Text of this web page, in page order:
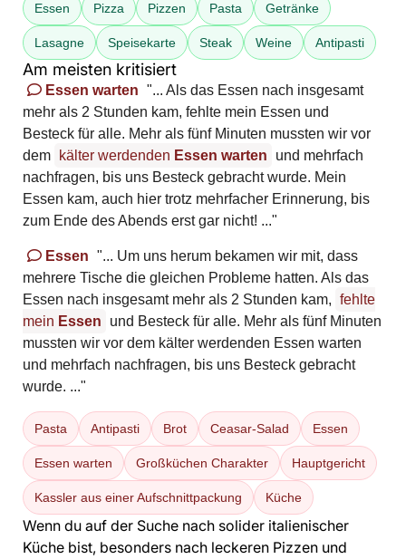
Essen Pizza Pizzen Pasta Getränke
Lasagne Speisekarte Steak Weine Antipasti
Am meisten kritisiert
Essen warten "... Als das Essen nach insgesamt
mehr als 2 Stunden kam, fehlte mein Essen und
Besteck für alle. Mehr als fünf Minuten mussten wir vor
dem
kälter werdenden Essen warten
und mehrfach
nachfragen, bis uns Besteck gebracht wurde. Mein
Essen kam, auch hier trotz mehrfacher Erinnerung, bis
zum Ende des Abends erst gar nicht! ..."
Essen "... Um uns herum bekamen wir mit, dass
mehrere Tische die gleichen Probleme hatten. Als das
Essen nach insgesamt mehr als 2 Stunden kam, fehlte
mein Essen
und Besteck für alle. Mehr als fünf Minuten
mussten wir vor dem kälter werdenden Essen warten
und mehrfach nachfragen, bis uns Besteck gebracht
wurde. ..."
Pasta Antipasti Brot Ceasar-Salad Essen
Essen warten Großküchen Charakter Hauptgericht
Kassler aus einer Aufschnittpackung Küche
Wenn du auf der Suche nach solider italienischer
Küche bist, besonders nach leckeren Pizzen und